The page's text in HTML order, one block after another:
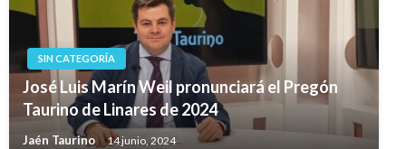
SIN CATEGORÍA
José Luis Marín Weil pronunciará el Pregón
Taurino de Linares de 2024
Jaén Taurino 14 junio, 2024